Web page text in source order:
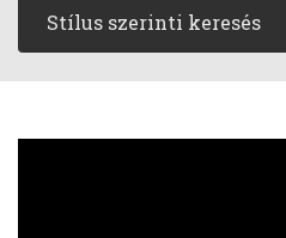
Stílus szerinti keresés